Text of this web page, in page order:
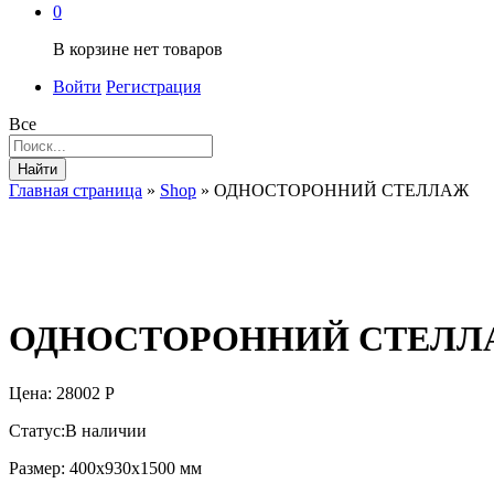
0
В корзине нет товаров
Войти Регистрация
Все
Найти
Главная страница » Shop » ОДНОСТОРОННИЙ СТЕЛЛАЖ
ОДНОСТОРОННИЙ
Цена: 28002 Р
Статус:В наличии
Размер: 400x930x1500 мм